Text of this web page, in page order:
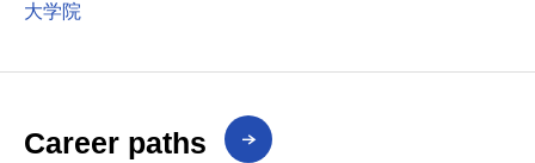
大学院
Career paths